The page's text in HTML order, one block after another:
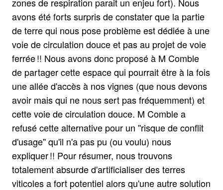
avons été forts surpris de constater que la partie
de terre qui nous pose problème est dédiée à une
voie de circulation douce et pas au projet de voie
ferrée !! Nous avons donc proposé à M Comble
de partager cette espace qui pourrait être à la fois
une allée d'accès à nos vignes (que nous devons
avoir mais qui ne nous sert pas fréquemment) et
cette voie de circulation douce. M Comble a
refusé cette alternative pour un ''risque de conflit
d'usage'' qu'il n'a pas pu (ou voulu) nous
expliquer !! Pour résumer, nous trouvons
totalement absurde d'artificialiser des terres
viticoles a fort potentiel alors qu'une autre solution